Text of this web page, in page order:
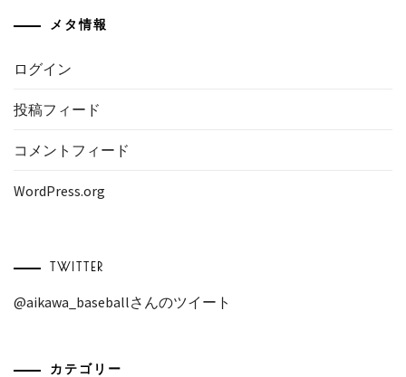
メタ情報
ログイン
投稿フィード
コメントフィード
WordPress.org
TWITTER
@aikawa_baseballさんのツイート
カテゴリー